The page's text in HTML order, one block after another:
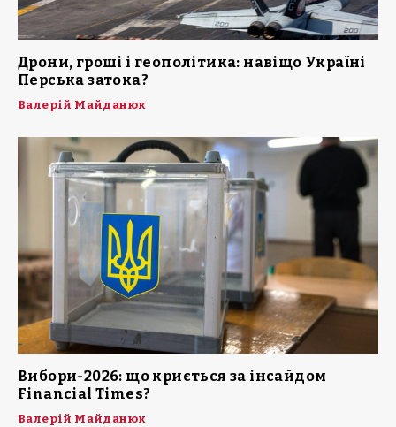
Дрони, гроші і геополітика: навіщо Україні
Перська затока?
Валерій Майданюк
Вибори-2026: що криється за інсайдом
Financial Times?
Валерій Майданюк